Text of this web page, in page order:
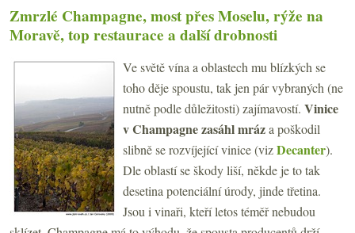
Zmrzlé Champagne, most přes Moselu, rýže na
Moravě, top restaurace a další drobnosti
Ve světě vína a oblastech mu blízkých se
toho děje spoustu, tak jen pár vybraných (ne
nutně podle důležitosti) zajímavostí. Vinice
v Champagne zasáhl mráza poškodil
slibně se rozvíjející vinice (vizDecanter).
Dle oblastí se škody liší, někde je to tak
desetina potenciální úrody, jinde třetina.
Jsou i vinaři, kteří letos téměř nebudou